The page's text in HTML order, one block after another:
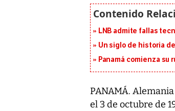
LNB admite fallas
Un siglo de historia
Panamá comienza
PANAMÁ.
el 3 de octubre de